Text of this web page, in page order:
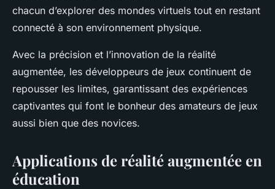
chacun d’explorer des mondes virtuels tout en restant
connecté à son environnement physique.
Avec la précision et l’innovation de la réalité
augmentée, les développeurs de jeux continuent de
repousser les limites, garantissant des expériences
captivantes qui font le bonheur des amateurs de jeux
aussi bien que des novices.
Applications de réalité augmentée en
éducation